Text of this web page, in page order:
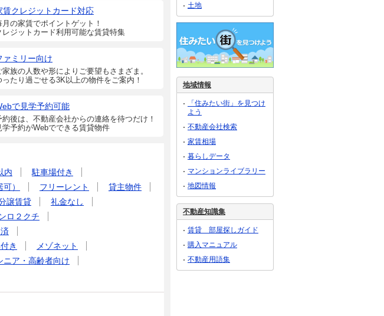
賃クレジットカード対応
月の家賃でポイントゲット！
レジットカード利用可能な賃貸特集
ァミリー向け
家族の人数や形によりご要望もさまざま。
ったり過ごせる3K以上の物件をご案内！
で見学予約可能
約後は、不動産会社からの連絡を待つだけ！
学予約がWebでできる賃貸物件
内
駐車場付き
） フリーレント
貸主物件
譲賃貸
礼金なし
ロ２クチ
き
メゾネット
ニア・高齢者向け
土地
地域情報
「住みたい街」を見つけ
よう
不動産会社検索
家賃相場
暮らしデータ
マンションライブラリー
地図情報
不動産知識集
賃貸 部屋探しガイド
購入マニュアル
不動産用語集